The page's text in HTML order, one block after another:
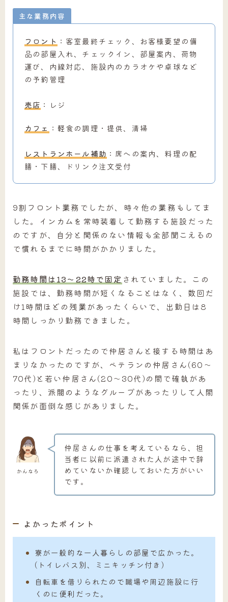
主な業務内容
フロント ：客室最終チェック、お客様要望の備
品の部屋入れ、チェックイン、部屋案内、荷物
運び、内線対応、施設内のカラオケや卓球など
の予約管理
売店 ：レジ
カフェ ：軽食の調理・提供、清掃
レストランホール補助 ：席への案内、料理の配
膳・下膳、ドリンク注文受付
9割フロント業務でしたが、時々他の業務もしてま
した。インカムを常時装着して勤務する施設だった
のですが、自分と関係のない情報も全部聞こえるの
で慣れるまでに時間がかかりました。
勤務時間は13～22時で固定 されていました。この
施設では、勤務時間が短くなることはなく、数回だ
け1時間ほどの残業があったくらいで、出勤日は8
時間しっかり勤務できました。
私はフロントだったので仲居さんと接する時間はあ
まりなかったのですが、ベテランの仲居さん(60～
70代)と若い仲居さん(20～30代)の間で確執があ
ったり、派閥のようなグループがあったりして人間
関係が面倒な感じがありました。
かんなろ
仲居さんの仕事を考えているなら、担
当者に以前に派遣された人が途中で辞
めていないか確認しておいた方がいい
です。
よかったポイント
寮が一般的な一人暮らしの部屋で広かった。
(トイレバス別、ミニキッチン付き)
自転車を借りられたので職場や周辺施設に行
くのに便利だった。